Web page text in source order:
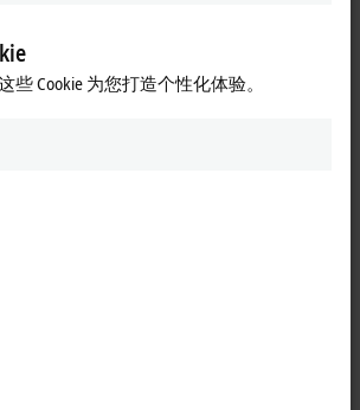
些 Cookie 为您打造个性化体验。